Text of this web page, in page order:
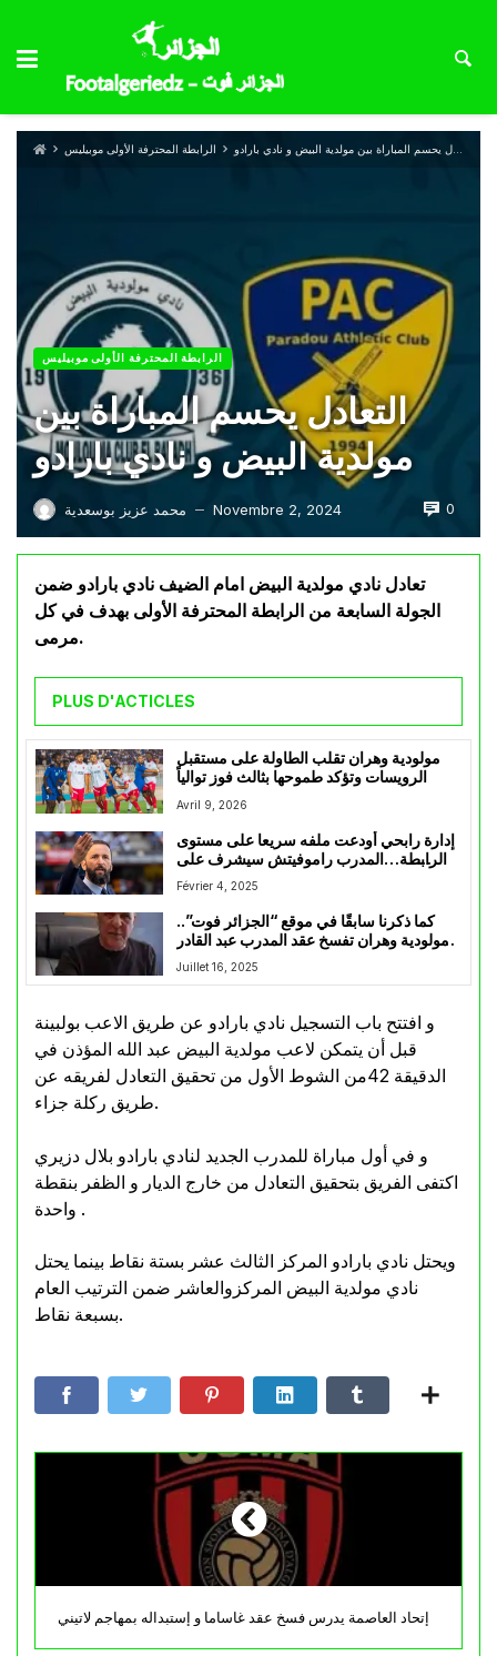
الرابطة المحترفة الأولى موبيليس التعادل يحسم المباراة بين مولدية البيض و نادي بارادو
الرابطة المحترفة الأولى موبيليس
التعادل يحسم المباراة بين
مولدية البيض و نادي بارادو
محمد عزيز بوسعدية — Novembre 2, 2024 0
تعادل نادي مولدية البيض امام الضيف نادي بارادو ضمن
الجولة السابعة من الرابطة المحترفة الأولى بهدف في كل
مرمى.
PLUS D'ACTICLES
مولودية وهران تقلب الطاولة على مستقبل
الرويسات وتؤكد طموحها بثالث فوز توالياً
Avril 9, 2026
إدارة رابحي أودعت ملفه سريعا على مستوى
الرابطة…المدرب راموفيتش سيشرف على
بلوزداد في نهائي السوبر
Février 4, 2025
كما ذكرنا سابقًا في موقع “الجزائر فوت”..
مولودية وهران تفسخ عقد المدرب عبد القادر
عمراني بالتراضي
Juillet 16, 2025
و افتتح باب التسجيل نادي بارادو عن طريق الاعب بولبينة
قبل أن يتمكن لاعب مولدية البيض عبد الله المؤذن في
الدقيقة 42من الشوط الأول من تحقيق التعادل لفريقه عن
طريق ركلة جزاء.
و في أول مباراة للمدرب الجديد لنادي بارادو بلال دزيري
اكتفى الفريق بتحقيق التعادل من خارج الديار و الظفر بنقطة
واحدة .
ويحتل نادي بارادو المركز الثالث عشر بستة نقاط بينما يحتل
نادي مولدية البيض المركزوالعاشر ضمن الترتيب العام
بسبعة نقاط.
إتحاد العاصمة يدرس فسخ عقد غاساما و إستبداله بمهاجم لاتيني